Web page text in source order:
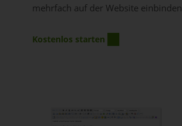
mehrfach auf der Website einbinden.
Kostenlos starten